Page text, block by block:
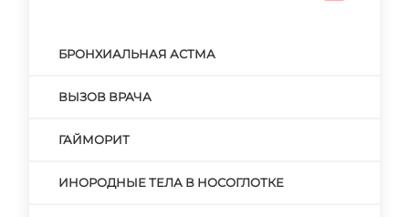
БРОНХИАЛЬНАЯ АСТМА
ВЫЗОВ ВРАЧА
ГАЙМОРИТ
ИНОРОДНЫЕ ТЕЛА В НОСОГЛОТКЕ